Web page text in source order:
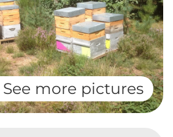
See more pictures